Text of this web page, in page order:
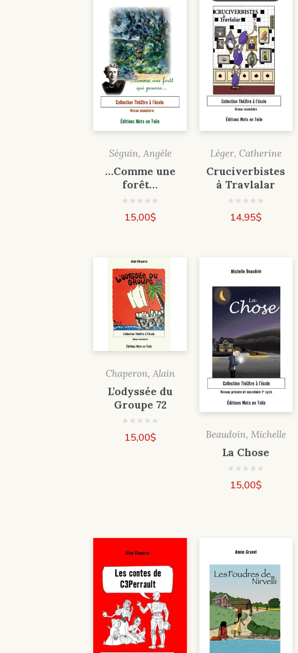
Séguin, Angèle
…Comme une
forêt…
15,00$
Léger, Catherine
Cruciverbistes
à Travlalar
14,95$
Chaperon, Alain
L’odyssée du
Groupe 72
15,00$ Beaudoin, Michelle
La Chose
15,00$